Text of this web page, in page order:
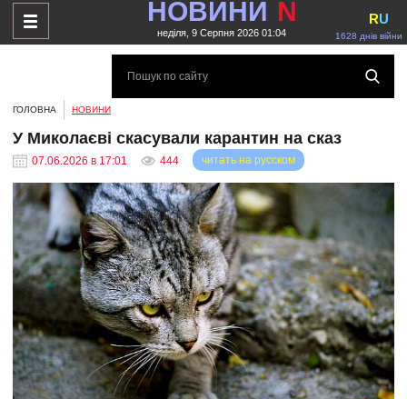
НОВИНИ N
неділя, 9 Серпня 2026 01:04 1628 днів війни
RU
ГОЛОВНА НОВИНИ
У Миколаєві скасували карантин на сказ
07.06.2026 в 17:01 444 читать на русском